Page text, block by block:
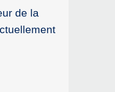
de la